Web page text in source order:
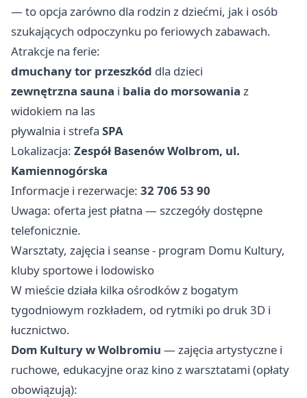
— to opcja zarówno dla rodzin z dziećmi, jak i osób
szukających odpoczynku po feriowych zabawach.
Atrakcje na ferie:
dmuchany tor przeszkód dla dzieci
zewnętrzna sauna i balia do morsowania z
widokiem na las
pływalnia i strefa SPA
Lokalizacja: Zespół Basenów Wolbrom, ul.
Kamiennogórska
Informacje i rezerwacje: 32 706 53 90
Uwaga: oferta jest płatna — szczegóły dostępne
telefonicznie.
Warsztaty, zajęcia i seanse - program Domu Kultury,
kluby sportowe i lodowisko
W mieście działa kilka ośrodków z bogatym
tygodniowym rozkładem, od rytmiki po druk 3D i
łucznictwo.
Dom Kultury w Wolbromiu — zajęcia artystyczne i
ruchowe, edukacyjne oraz kino z warsztatami (opłaty
obowiązują):